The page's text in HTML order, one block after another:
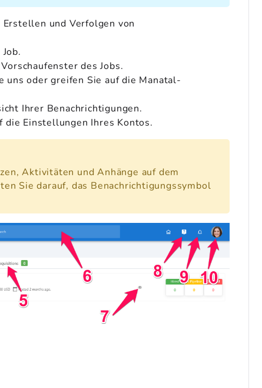
Erstellen und Verfolgen von
des Jobs.
uns oder greifen Sie auf die Manatal-
Ihrer Benachrichtigungen.
die Einstellungen Ihres Kontos.
Aktivitäten und Anhänge auf dem
Sie darauf, das Benachrichtigungssymbol